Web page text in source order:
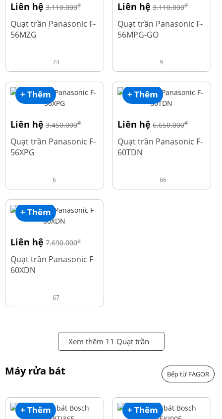
Liên hệ 3.110.000đ
Quạt trần Panasonic F-
56MZG
74
Liên hệ 3.110.000đ
Quạt trần Panasonic F-
56MPG-GO
9
+ Thêm
Liên hệ 3.450.000đ
Quạt trần Panasonic F-
56XPG
6
+ Thêm
Liên hệ 6.650.000đ
Quạt trần Panasonic F-
60TDN
66
+ Thêm
Liên hệ 7.690.000đ
Quạt trần Panasonic F-
60XDN
67
Xem thêm 11 Quạt trần
Máy rửa bát Bếp từ FAGOR
+ Thêm + Thêm